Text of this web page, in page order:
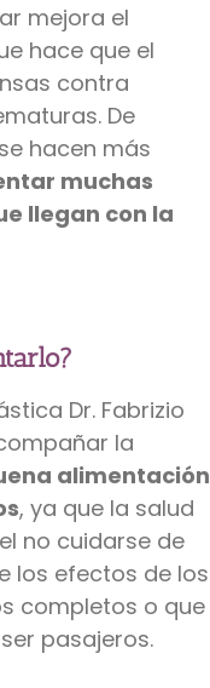
mejora el
hace que el
contra
De
hacen más
muchas
llegan con la
Dr. Fabrizio
la
alimentación
, ya que la salud
no cuidarse de
los efectos de los
completos o que
pasajeros.